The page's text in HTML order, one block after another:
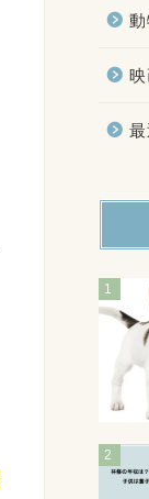
動
1
2